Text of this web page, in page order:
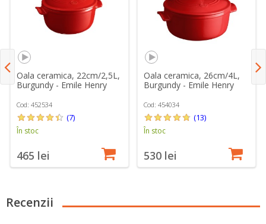
Oala ceramica, 22cm/2,5L,
Burgundy - Emile Henry
Cod: 452534
(7)
În stoc
465 lei
Oala ceramica, 26cm/4L,
Burgundy - Emile Henry
Cod: 454034
(13)
În stoc
530 lei
Recenzii